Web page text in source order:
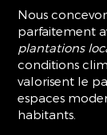
Nous
parfaitement
plantations
conditions
valorisent le
espaces
habitants.